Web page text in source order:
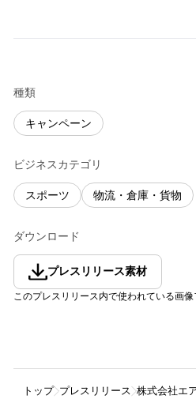
種類
キャンペーン
ビジネスカテゴリ
スポーツ 物流・倉庫・貨物
ダウンロード
プレスリリース素材
このプレスリリース内で使われている画
トップ プレスリリース 株式会社エ